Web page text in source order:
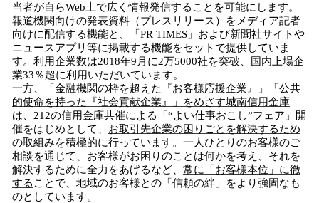
当者が自らWeb上で広く情報発信することを可能にします。
報道機関向けの発表資料（プレスリリース）をメディア記者
向けに配信する機能と、「PR TIMES」および新聞社サイトや
ニュースアプリ等に掲載する機能をセットで提供していま
す。利用企業数は2018年9月に2万5000社を突破、国内上場企
業33％超に利用いただいています。
一方、
「金融機関の枠を超えた 『お客様応援企業 』
」「公共
的使命を持った
『社会貢献企業 』
」をめざす城南信用金庫
は、212の信用金庫共催による「“よい仕事おこし”フェア」開
催をはじめとして、 お取引先企業の困りごとを解決するため
の取組みを積極的に行っています。一人ひとりのお客様のご
相談を通じて、お客様がお困りのことは何かを考え、それを
解決するために全力をあげるなど、 常に「お客様本位」に徹
する ことで、地域のお客様との「信頼の絆」をより強固なも
のとしています。